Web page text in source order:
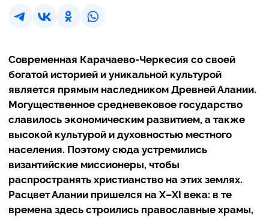
Современная Карачаево-Черкесия со своей
богатой историей и уникальной культурой
является прямым наследником Древней Алании.
Могущественное средневековое государство
славилось экономическим развитием, а также
высокой культурой и духовностью местного
населения. Поэтому сюда устремились
византийские миссионеры, чтобы
распространять христианство на этих землях.
Расцвет Алании пришелся на X–XI века: в те
времена здесь строились православные храмы,